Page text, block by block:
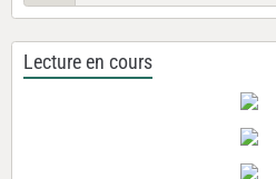
Lecture en cours